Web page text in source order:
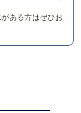
ある方はぜひお